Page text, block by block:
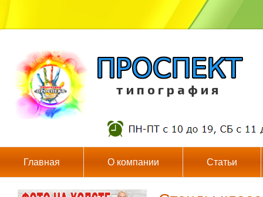
т и п о г р а ф и я
Главная О компании Статьи